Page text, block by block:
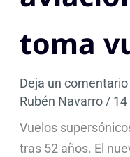
toma
Deja un comentario
Rubén Navarro/
Vuelos
tras 52 años. El